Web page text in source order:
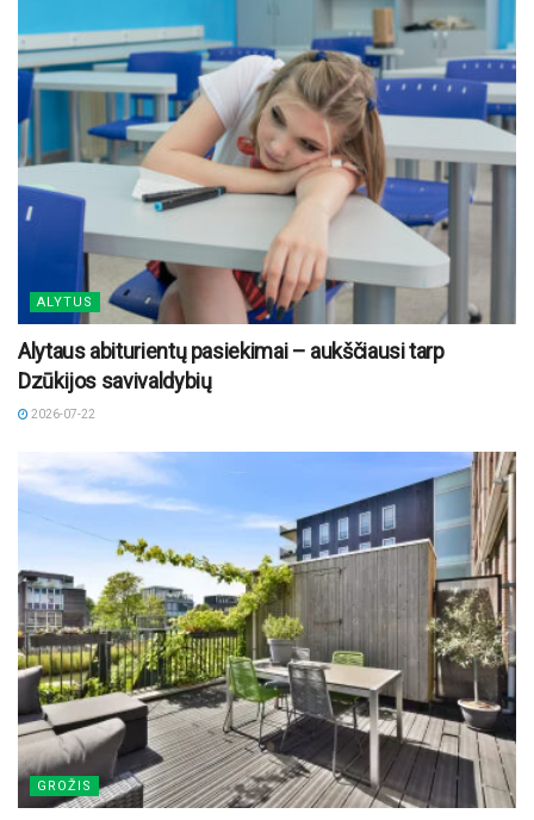
ALYTUS
Alytaus abiturientų pasiekimai – aukščiausi tarp
Dzūkijos savivaldybių
2026-07-22
GROŽIS